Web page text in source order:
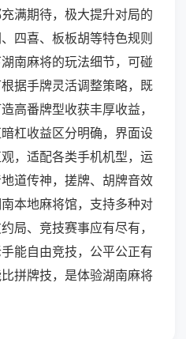
满期待，极大提升对局的
四喜、板板胡等特色规则
南麻将的玩法细节，可碰
据手牌灵活调整策略，既
高番牌型收获丰厚收益，
杠收益区分明确，界面设
，适配各类手机机型，运
道传神，搓牌、胡牌音效
本地麻将馆，支持多种对
局、竞技赛事应有尽有，
能自由竞技，公平公正有
拼牌技，是体验湖南麻将